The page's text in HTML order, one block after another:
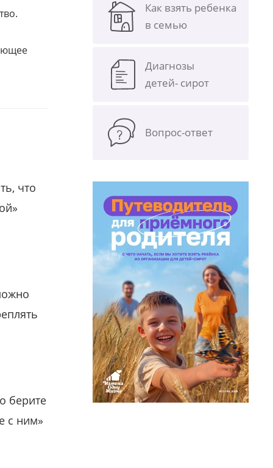
что
берите
с ним»
Как взять ребенка
в семью
Диагнозы
детей- сирот
Вопрос-ответ